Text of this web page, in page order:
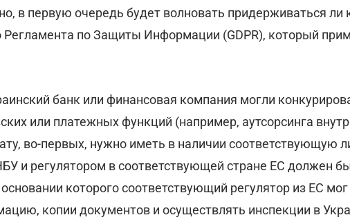
в первую очередь будет волновать придерживаться ли
по Защиты Информации (GDPR), который
банк или финансовая компания могли
или платежных функций (например, аутсорсинга
во-первых, нужно иметь в наличии соответствующую
и регулятором в соответствующей стране ЕС должен
которого соответствующий регулятор из ЕС
копии документов и осуществлять инспекции в